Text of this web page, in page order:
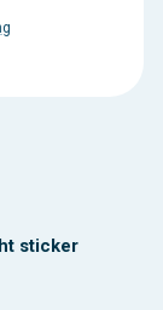
sticker